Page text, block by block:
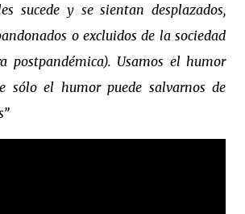
sucede y se sientan desplazados,
o excluidos de la sociedad
postpandémica). Usamos el humor
sólo el humor puede salvarnos de